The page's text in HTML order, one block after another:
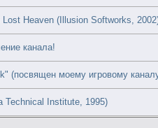
Heaven (Illusion Softworks,
канала!
(посвящен моему игровому
Technical Institute, 1995)